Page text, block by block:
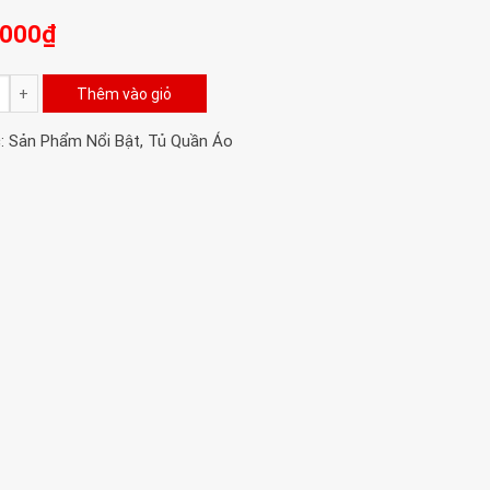
₫
Thêm vào giỏ
Sản Phẩm Nổi Bật, Tủ Quần Áo